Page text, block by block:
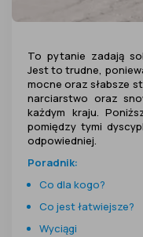
To pytanie zadają
Jest to trudne,
mocne oraz słabsze
narciarstwo oraz
każdym kraju.
pomiędzy tymi
odpowiedniej.
Poradnik:
Co dla kogo?
Co jest łatwiejsze?
Wyciągi